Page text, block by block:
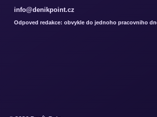
info@denikpoint.cz
Odpoved redakce: obvykle do jednoho pracovniho